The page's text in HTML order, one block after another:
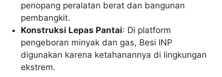
penopang peralatan berat dan bangunan
pembangkit.
Konstruksi Lepas Pantai: Di platform
pengeboran minyak dan gas, Besi INP
digunakan karena ketahanannya di lingkungan
ekstrem.